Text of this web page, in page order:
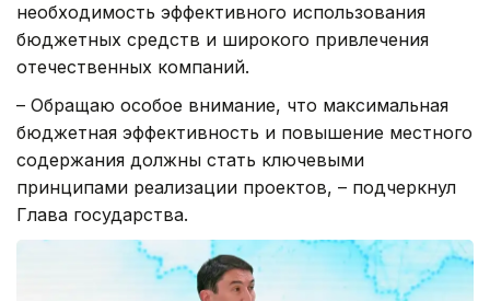
необходимость эффективного использования
бюджетных средств и широкого привлечения
отечественных компаний.
– Обращаю особое внимание, что максимальная
бюджетная эффективность и повышение местного
содержания должны стать ключевыми
принципами реализации проектов, – подчеркнул
Глава государства.